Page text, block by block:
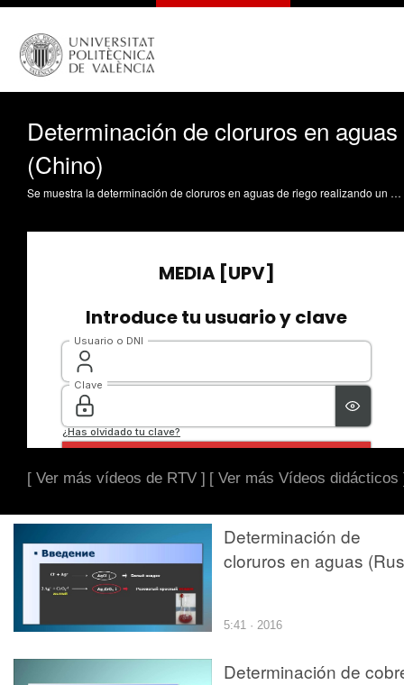
Determinación de cloruros en aguas
(Chino)
Se muestra la determinación de cloruros en aguas de riego realizando un análisis cualitativo para determinar su posible existencia en aguas Soriano Soto, MD. (2017). Determinación de cloruros en aguas (Chino). https://riunet.upv.es/handle/10251/86675 DER
[ Ver más vídeos de RTV ] [ Ver más Vídeos didácticos
Determinación de
cloruros en aguas
5:41 · 2016
Determinación de